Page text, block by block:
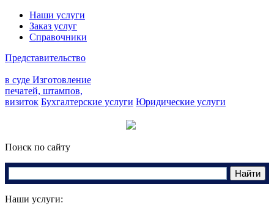
Наши услуги
Заказ услуг
Справочники
Представительство
в суде Изготовление
печатей, штампов,
визиток Бухгалтерские услуги Юридические услуги
Поиск по сайту
Наши услуги: